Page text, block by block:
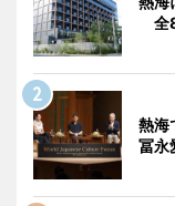
全
熱海
冨永